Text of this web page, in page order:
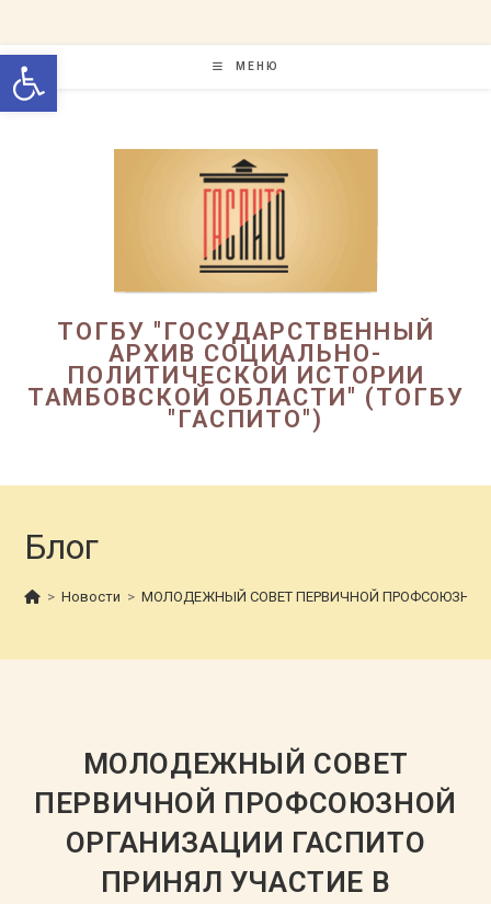
Открыть панель
содержимому
МЕНЮ
ТОГБУ "ГОСУДАРСТВЕННЫЙ
АРХИВ СОЦИАЛЬНО-
ПОЛИТИЧЕСКОЙ ИСТОРИИ
ТАМБОВСКОЙ ОБЛАСТИ" (ТОГБУ
"ГАСПИТО")
Блог
> Новости > МОЛОДЕЖНЫЙ СОВЕТ ПЕРВИЧНОЙ ПРОФСОЮЗНОЙ
МОЛОДЕЖНЫЙ СОВЕТ
ПЕРВИЧНОЙ ПРОФСОЮЗНОЙ
ОРГАНИЗАЦИИ ГАСПИТО
ПРИНЯЛ УЧАСТИЕ В